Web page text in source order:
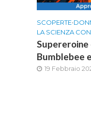
SCOPERTE•
LA SCIENZA
Supereroine
Bumblebee
19 Febbraio